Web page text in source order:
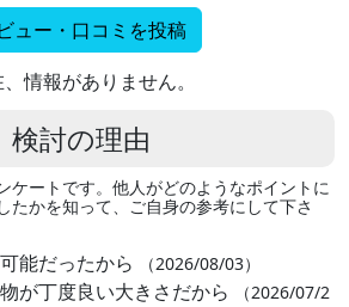
ュー・口コミを投稿
情報がありません。
検討の理由
ケートです。他人がどのようなポイントに
たかを知って、ご自身の参考にして下さ
能だったから （2026/08/03）
が丁度良い大きさだから
（2026/07/2